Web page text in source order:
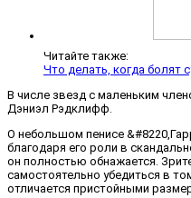
Читайте также:
Что делать, когда болят
В числе звезд с маленьким
Дэниэл Рэдклифф.
О небольшом пенисе
благодаря его роли в
он полностью обнажается.
самостоятельно убедиться в
отличается пристойными